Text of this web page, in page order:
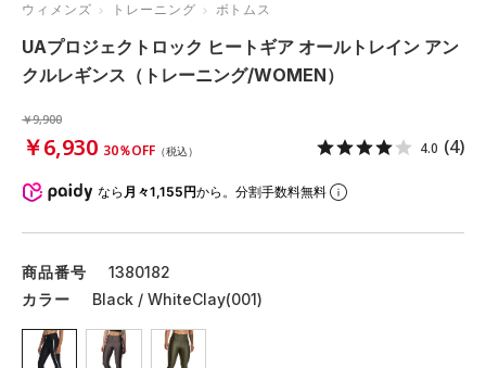
ウィメンズ トレーニング ボトムス
UAプロジェクトロック ヒートギア オールトレイン アン
クルレギンス（トレーニング/WOMEN）
￥9,900
￥6,930 30％OFF （税込） 4.0 (4)
なら 月々1,155円から。分割手数料無料
商品番号
1380182
カラー
Black / WhiteClay(001)